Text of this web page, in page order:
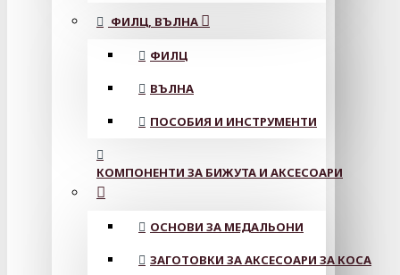
ФИЛЦ, ВЪЛНА
ФИЛЦ
ВЪЛНА
ПОСОБИЯ И ИНСТРУМЕНТИ
КОМПОНЕНТИ ЗА БИЖУТА И АКСЕСОАРИ
ОСНОВИ ЗА МЕДАЛЬОНИ
ЗАГОТОВКИ ЗА АКСЕСОАРИ ЗА КОСА